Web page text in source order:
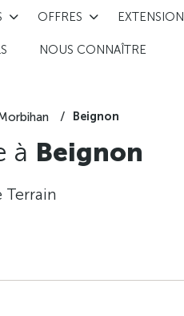
OFFRES EXTENSION
NOUS CONNAÎTRE
Beignon
à Beignon
Terrain